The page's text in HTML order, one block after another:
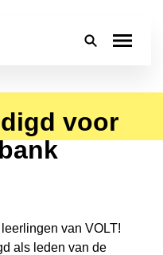
voor
van VOLT!
als leden van de